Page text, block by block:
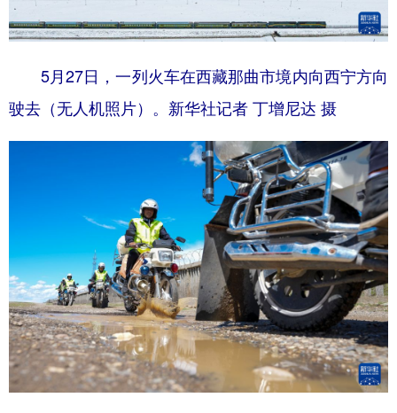
5月27日，一列火车在西藏那曲市境内向西宁方向
驶去（无人机照片）。新华社记者 丁增尼达 摄